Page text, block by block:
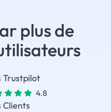
plus de
Trustpilot
4.8
Clients